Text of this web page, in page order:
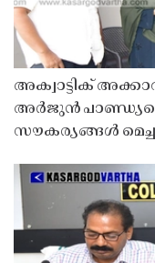
അക്വാട്ടിക്
അർജുൻ
സൗകര്യങ്ങൾ